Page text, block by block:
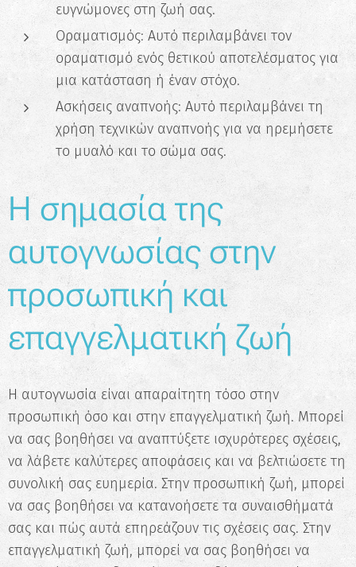
ευγνώμονες στη ζωή σας.
Οραματισμός: Αυτό περιλαμβάνει τον
οραματισμό ενός θετικού αποτελέσματος για
μια κατάσταση ή έναν στόχο.
Ασκήσεις αναπνοής: Αυτό περιλαμβάνει τη
χρήση τεχνικών αναπνοής για να ηρεμήσετε
το μυαλό και το σώμα σας.
Η σημασία της
αυτογνωσίας στην
προσωπική και
επαγγελματική ζωή
Η αυτογνωσία είναι απαραίτητη τόσο στην
προσωπική όσο και στην επαγγελματική ζωή. Μπορεί
να σας βοηθήσει να αναπτύξετε ισχυρότερες σχέσεις,
να λάβετε καλύτερες αποφάσεις και να βελτιώσετε τη
συνολική σας ευημερία. Στην προσωπική ζωή, μπορεί
να σας βοηθήσει να κατανοήσετε τα συναισθήματά
σας και πώς αυτά επηρεάζουν τις σχέσεις σας. Στην
επαγγελματική ζωή, μπορεί να σας βοηθήσει να